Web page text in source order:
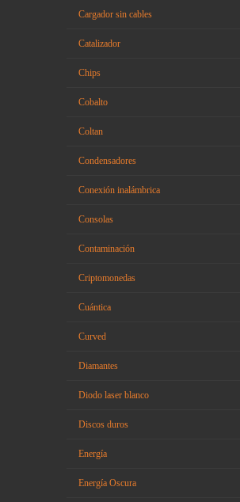
Cargador sin cables
Catalizador
Chips
Cobalto
Coltan
Condensadores
Conexión inalámbrica
Consolas
Contaminación
Criptomonedas
Cuántica
Curved
Diamantes
Diodo laser blanco
Discos duros
Energía
Energía Oscura